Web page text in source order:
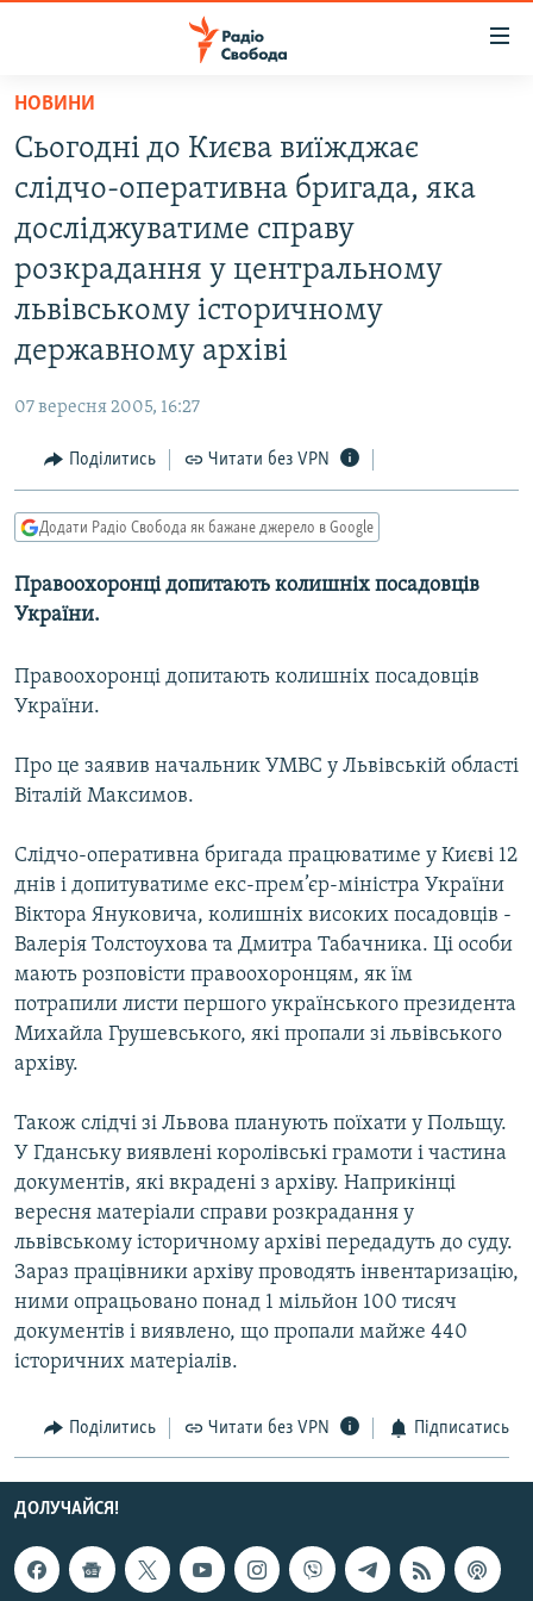
Перейти
основного
матеріалу
Перейти
до
основної
навігації
до
ВСЕ ЗА ДОБУ
СТАТТІ
ЕКОНОМІКА
СУСПІЛЬСТВО
УКРАЇНА
СВІТ
РОСІЙСЬКА «ФІЛЬТРАЦІЯ»
ДОНБАС.РЕАЛІЇ
СХЕМИ
КИТАЙ.ВИКЛИКИ
ФОТО
ПОДКАСТИ
РУС
КТАТ
ДОЛУЧАЙСЯ!
НОВИНИ
Сьогодні до Києва виїжджає
слідчо-оперативна бригада, яка
досліджуватиме справу
розкрадання у центральному
львівському історичному
державному архіві
07 вересня 2005, 16:27
Поділитись Читати без VPN
Додати Радіо Свобода як бажане джерело в Google
Правоохоронці допитають колишніх посадовців
України.
Правоохоронці допитають колишніх посадовців
України.
Про це заявив начальник УМВС у Львівській області
Віталій Максимов.
Слідчо-оперативна бригада працюватиме у Києві 12
днів і допитуватиме екс-прем’єр-міністра України
Віктора Януковича, колишніх високих посадовців -
Валерія Толстоухова та Дмитра Табачника. Ці особи
мають розповісти правоохоронцям, як їм
потрапили листи першого українського президента
Михайла Грушевського, які пропали зі львівського
архіву.
Також слідчі зі Львова планують поїхати у Польщу.
У Гданську виявлені королівські грамоти і частина
документів, які вкрадені з архіву. Наприкінці
вересня матеріали справи розкрадання у
львівському історичному архіві передадуть до суду.
Зараз працівники архіву проводять інвентаризацію,
ними опрацьовано понад 1 мільйон 100 тисяч
документів і виявлено, що пропали майже 440
історичних матеріалів.
Поділитись Читати без VPN Підписатись
ДОЛУЧАЙСЯ!